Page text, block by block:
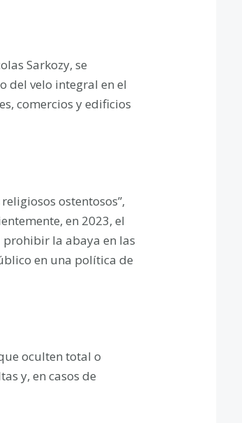
Sarkozy, se
del velo integral en el
comercios y edificios
ostentosos”,
en 2023, el
la abaya en las
en una política de
oculten total o
y, en casos de